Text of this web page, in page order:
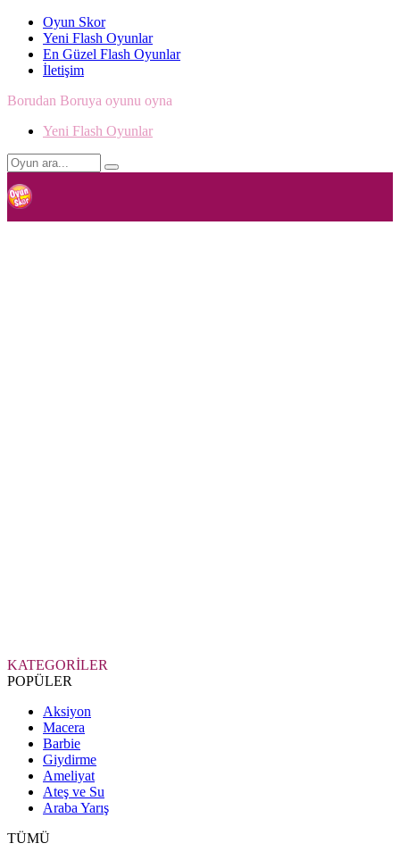
Oyun Skor
Yeni Flash Oyunlar
En Güzel Flash Oyunlar
İletişim
Borudan Boruya oyunu oyna
Yeni Flash Oyunlar
KATEGORİLER
POPÜLER
Aksiyon
Macera
Barbie
Giydirme
Ameliyat
Ateş ve Su
Araba Yarış
TÜMÜ